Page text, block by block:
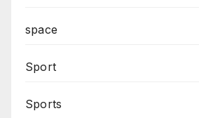
space
Sport
Sports